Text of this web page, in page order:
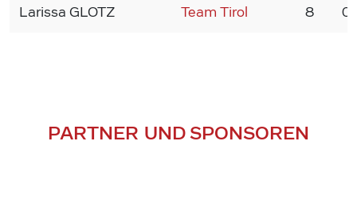
Larissa GLOTZ Team Tirol 8 0
PARTNER UND SPONSOREN